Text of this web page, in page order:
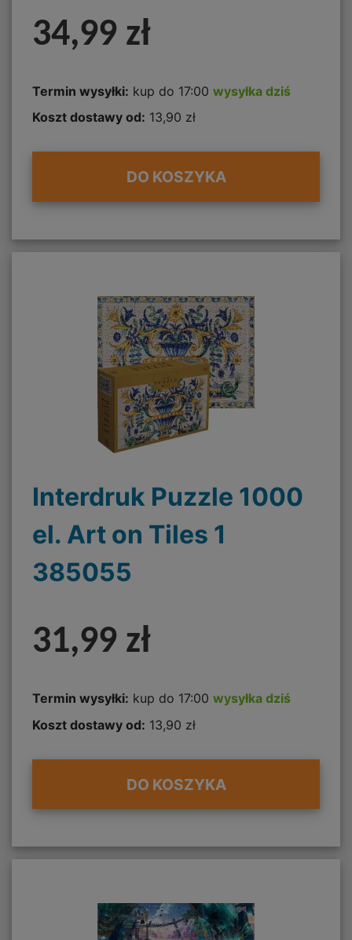
34,99 zł
Termin wysyłki: kup do 17:00 wysyłka dziś
Koszt dostawy od: 13,90 zł
DO KOSZYKA
Interdruk Puzzle 1000
el. Art on Tiles 1
385055
31,99 zł
Termin wysyłki: kup do 17:00 wysyłka dziś
Koszt dostawy od: 13,90 zł
DO KOSZYKA